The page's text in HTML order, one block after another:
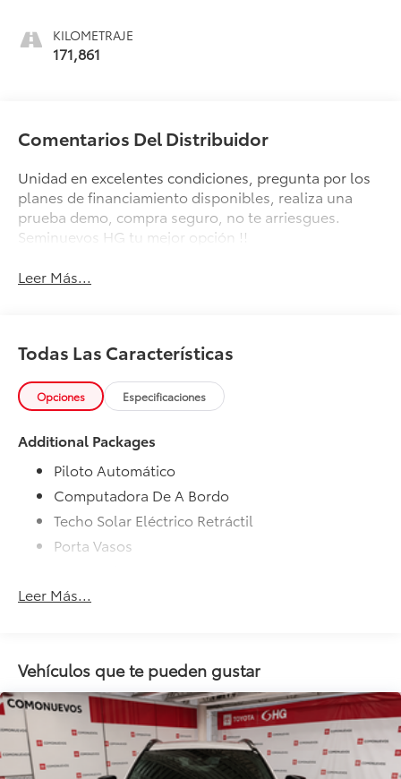
KILOMETRAJE
171,861
Comentarios Del Distribuidor
Unidad en excelentes condiciones, pregunta por los
planes de financiamiento disponibles, realiza una
prueba demo, compra seguro, no te arriesgues.
Seminuevos HG tu mejor opción !!
Leer Más...
Todas Las Características
Opciones Especificaciones
Additional Packages
Piloto Automático
Computadora De A Bordo
Techo Solar Eléctrico Retráctil
Porta Vasos
Alarma
Airbag Para Conductor Y Pasajero
Airbag Laterales
Control De Estabilidad
Comando Remoto Para Radio En El Volante
Aire Acondicionado
Leer Más...
Vehículos que te pueden gustar